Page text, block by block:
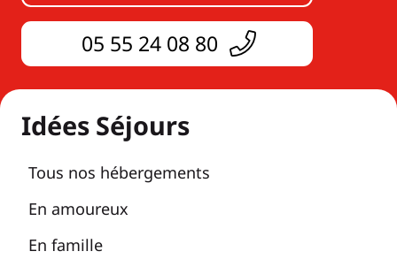
05 55 24 08 80
Idées Séjours
Tous nos hébergements
En amoureux
En famille